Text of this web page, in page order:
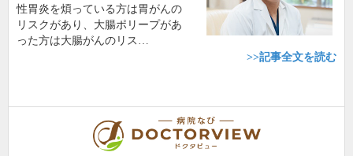
性胃炎を煩っている方は胃がんの
リスクがあり、大腸ポリープがあ
った方は大腸がんのリス…
>>記事全文を読む